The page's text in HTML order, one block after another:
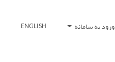
ورود به سامانه ENGLISH